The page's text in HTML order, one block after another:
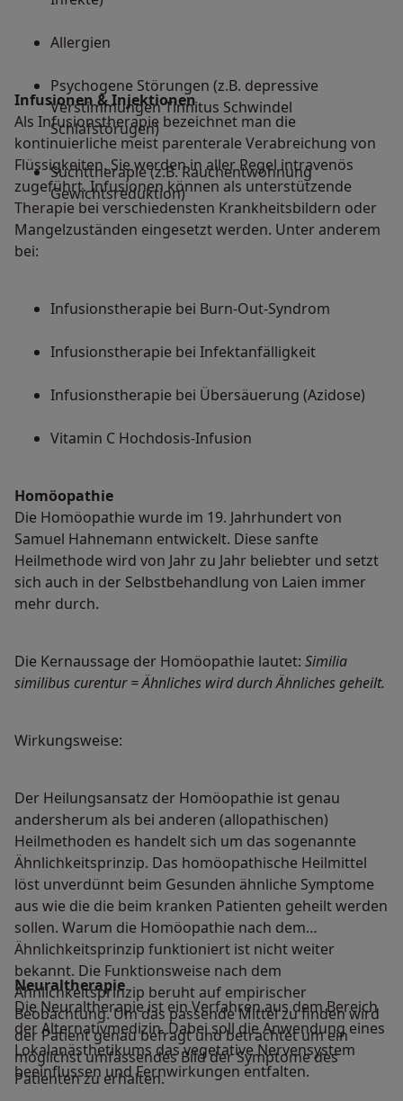
Allergien
Psychogene Störungen (z.B. depressive
Verstimmungen Tinnitus Schwindel
Schlafstörugen)
Suchttherapie (z.B. Rauchentwöhnung
Gewichtsreduktion)
Infusionen & Injektionen
Als Infusionstherapie bezeichnet man die
kontinuierliche meist parenterale Verabreichung von
Flüssigkeiten. Sie werden in aller Regel intravenös
zugeführt. Infusionen können als unterstützende
Therapie bei verschiedensten Krankheitsbildern oder
Mangelzuständen eingesetzt werden. Unter anderem
bei:
Infusionstherapie bei Burn-Out-Syndrom
Infusionstherapie bei Infektanfälligkeit
Infusionstherapie bei Übersäuerung (Azidose)
Vitamin C Hochdosis-Infusion
Homöopathie
Die Homöopathie wurde im 19. Jahrhundert von
Samuel Hahnemann entwickelt. Diese sanfte
Heilmethode wird von Jahr zu Jahr beliebter und setzt
sich auch in der Selbstbehandlung von Laien immer
mehr durch.
Die Kernaussage der Homöopathie lautet: Similia
similibus curentur = Ähnliches wird durch Ähnliches geheilt.
Wirkungsweise:
Der Heilungsansatz der Homöopathie ist genau
andersherum als bei anderen (allopathischen)
Heilmethoden es handelt sich um das sogenannte
Ähnlichkeitsprinzip. Das homöopathische Heilmittel
löst unverdünnt beim Gesunden ähnliche Symptome
aus wie die die beim kranken Patienten geheilt werden
sollen. Warum die Homöopathie nach dem
Ähnlichkeitsprinzip funktioniert ist nicht weiter
bekannt. Die Funktionsweise nach dem
Ähnlichkeitsprinzip beruht auf empirischer
Beobachtung. Um das passende Mittel zu finden wird
der Patient genau befragt und betrachtet um ein
möglichst umfassendes Bild der Symptome des
Patienten zu erhalten.
Neuraltherapie
Die Neuraltherapie ist ein Verfahren aus dem Bereich
der Alternativmedizin. Dabei soll die Anwendung eines
Lokalanästhetikums das vegetative Nervensystem
beeinflussen und Fernwirkungen entfalten.